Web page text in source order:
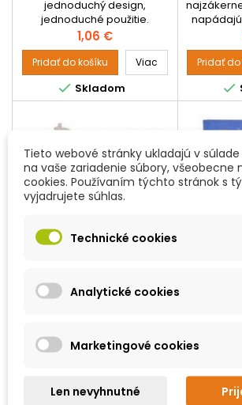
jednoduchý design,
jednoduché použitie.
Cena
1,06 €
Pridať do košíku Viac
 Skladom
ľudí.
končiť
vám
kliešťov
došlo
pokožky
sú
Pridať do

KLIEŠTE NA KLIEŠTE PLAST
Máte problém vytiahnuť
Tieto webové stránky ukladajú v
na vaše zariadenie súbory, všeobecne
cookies. Používaním týchto stránok s
vyjadrujete súhlas.
Technické cookies
Analytické cookies
Marketingové cookies
Len nevyhnutné